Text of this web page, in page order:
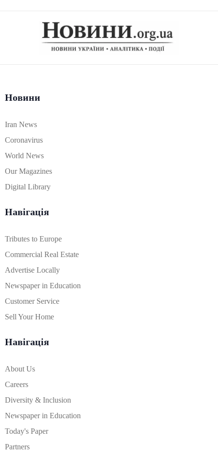
Новини
Iran News
Coronavirus
World News
Our Magazines
Digital Library
Навігація
Tributes to Europe
Commercial Real Estate
Advertise Locally
Newspaper in Education
Customer Service
Sell Your Home
Навігація
About Us
Careers
Diversity & Inclusion
Newspaper in Education
Today's Paper
Partners